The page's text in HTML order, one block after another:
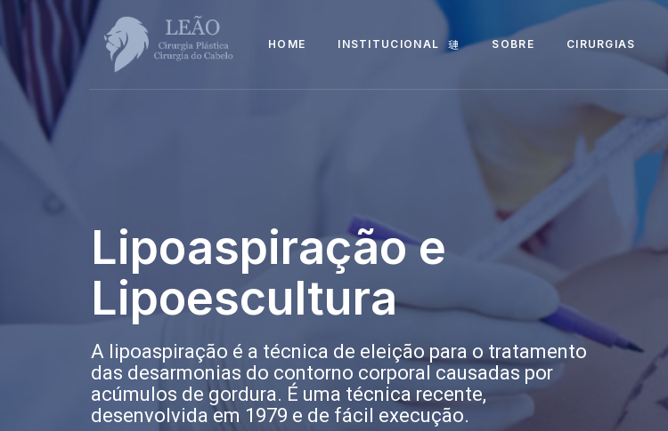
HOME INSTITUCIONAL SOBRE CIRURGIAS
Lipoaspiração e
Lipoescultura
A lipoaspiração é a técnica de eleição para o tratamento
das desarmonias do contorno corporal causadas por
acúmulos de gordura. É uma técnica recente,
desenvolvida em 1979 e de fácil execução.